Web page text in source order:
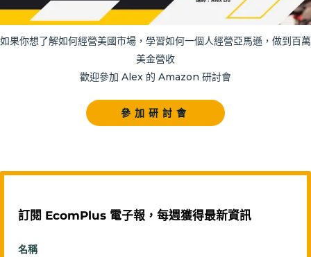
如果你想了解如何經營美國市場，學習如何一個人經營亞馬遜，做到百萬
美金營收
歡迎參加 Alex 的 Amazon 研討會
參加研討會
訂閱 EcomPlus 電子報，每週獲得最新資訊
名稱